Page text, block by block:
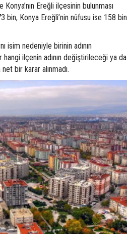
Ereğli ilçesinin bulunması
bin, Konya Ereğli’nin nüfusu ise 158 bin
isim nedeniyle birinin adının
ilçenin adının değiştirileceği ya da
bir karar alınmadı.